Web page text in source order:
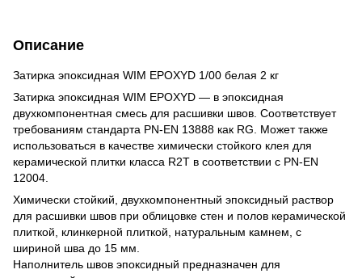
Описание
Затирка эпоксидная WIM EPOXYD 1/00 белая 2 кг
Затирка эпоксидная WIM EPOXYD — в эпоксидная
двухкомпонентная смесь для расшивки швов. Соответствует
требованиям стандарта PN-EN 13888 как RG. Может также
использоваться в качестве химически стойкого клея для
керамической плитки класса R2T в соответствии с PN-EN
12004.
Химически стойкий, двухкомпонентный эпоксидный раствор
для расшивки швов при облицовке стен и полов керамической
плиткой, клинкерной плиткой, натуральным камнем, с
шириной шва до 15 мм.
Наполнитель швов эпоксидный предназначен для